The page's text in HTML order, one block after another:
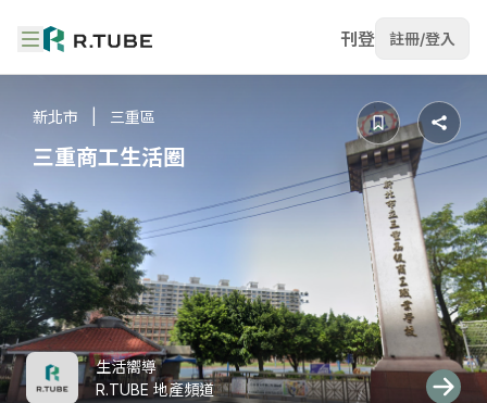
刊登 註冊/登入
新北市 三重區
三重商工生活圈
生活嚮導
R.TUBE 地產頻道